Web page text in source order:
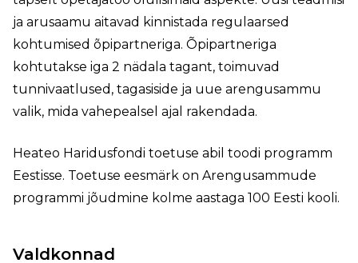
ja arusaamu aitavad kinnistada regulaarsed
kohtumised õpipartneriga. Õpipartneriga
kohtutakse iga 2 nädala tagant, toimuvad
tunnivaatlused, tagasiside ja uue arengusammu
valik, mida vahepealsel ajal rakendada.
Heateo Haridusfondi toetuse abil toodi programm
Eestisse. Toetuse eesmärk on Arengusammude
programmi jõudmine kolme aastaga 100 Eesti kooli.
Valdkonnad